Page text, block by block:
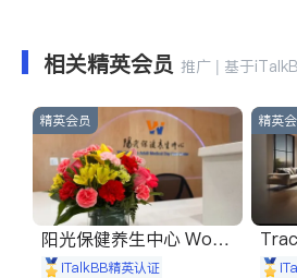
相关精英会员 推广 | 基于
精英会员
阳光保健养生中心 World
shine
iTalkBB精英认证
精英